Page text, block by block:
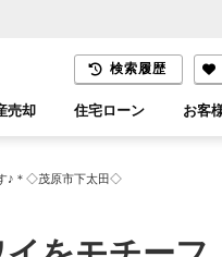
検索履歴
ア
売却 住宅ローン お客
♪＊◇茂原市下太田◇